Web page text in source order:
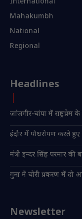
Mahakumbh
National
Regional
Headlines
जांजगीर-चांपा में राष्ट्रप्रेम
इंदौर में पौधरोपण करते हुए
मंत्री इन्दर सिंह परमार
गुना में चोरी प्रकरण में दो
Newsletter